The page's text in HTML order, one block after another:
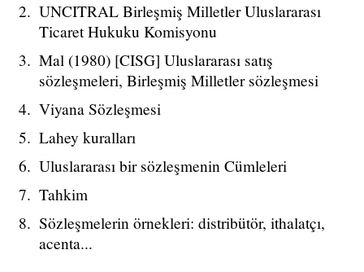
UNCITRAL Birleşmiş Milletler Uluslararası
Ticaret Hukuku Komisyonu
Mal (1980) [CISG] Uluslararası satış
sözleşmeleri, Birleşmiş Milletler sözleşmesi
Viyana Sözleşmesi
Lahey kuralları
Uluslararası bir sözleşmenin Cümleleri
Tahkim
Sözleşmelerin örnekleri: distribütör, ithalatçı,
acenta...